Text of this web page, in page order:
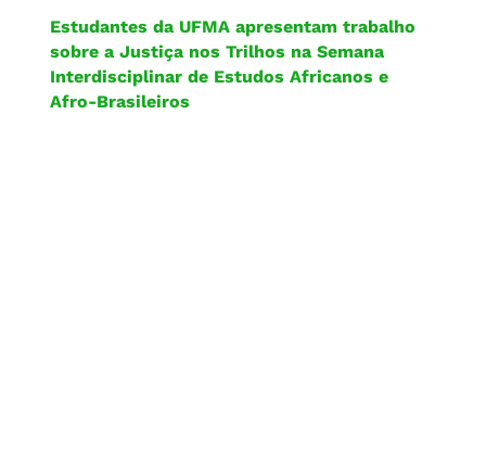
Estudantes da UFMA apresentam trabalho
sobre a Justiça nos Trilhos na Semana
Interdisciplinar de Estudos Africanos e
Afro-Brasileiros